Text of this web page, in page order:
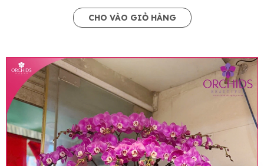
CHO VÀO GIỎ HÀNG